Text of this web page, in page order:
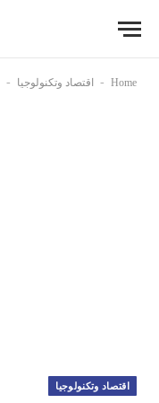
Home
- اقتصاد وتكنولوجيا -
اقتصاد وتكنولوجيا